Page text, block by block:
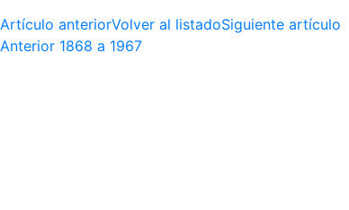
Artículo anteriorVolver al listadoSiguiente artículo
Anterior 1868 a 1967